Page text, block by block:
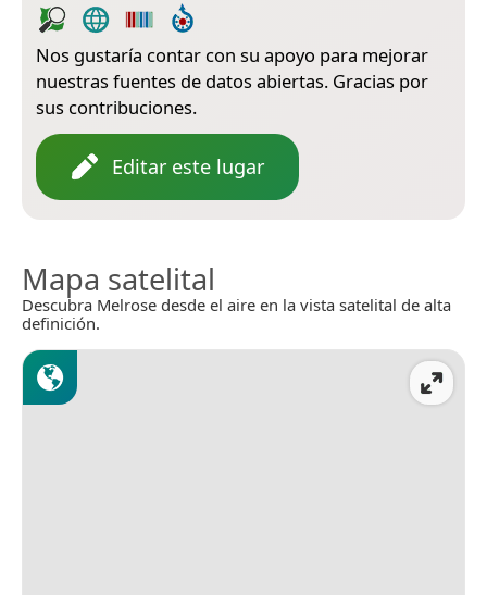
Nos gustaría contar con su apoyo para mejorar
nuestras fuentes de datos abiertas. Gracias por
sus contribuciones.
Editar este lugar
Mapa satelital
Descubra Melrose desde el aire en la vista satelital de alta
definición.